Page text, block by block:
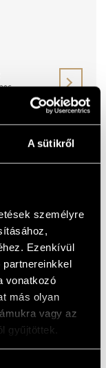
A sütikről
személyre
Ezenkívül
vonatkozó
más olyan
vagy az
gyűjtöttek.
– GÁBOR CSALOG
HARCSA |
RAZVALYAEVA |